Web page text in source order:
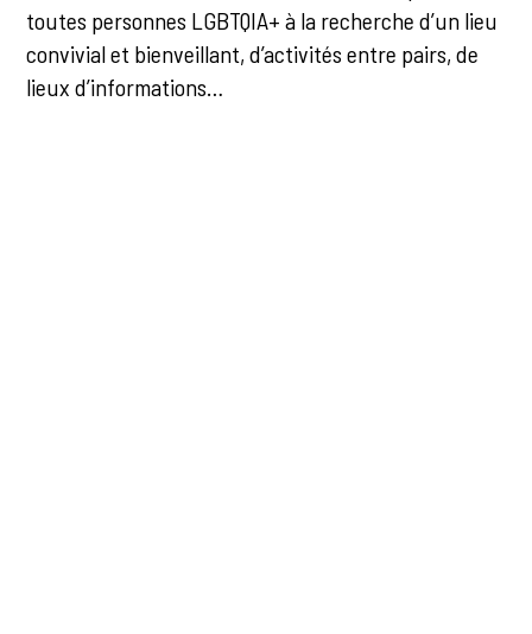
toutes personnes LGBTQIA+ à la recherche d’un lieu
convivial et bienveillant, d’activités entre pairs, de
lieux d’informations…